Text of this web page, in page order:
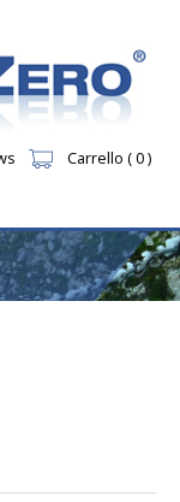
Carrello ( 0 )